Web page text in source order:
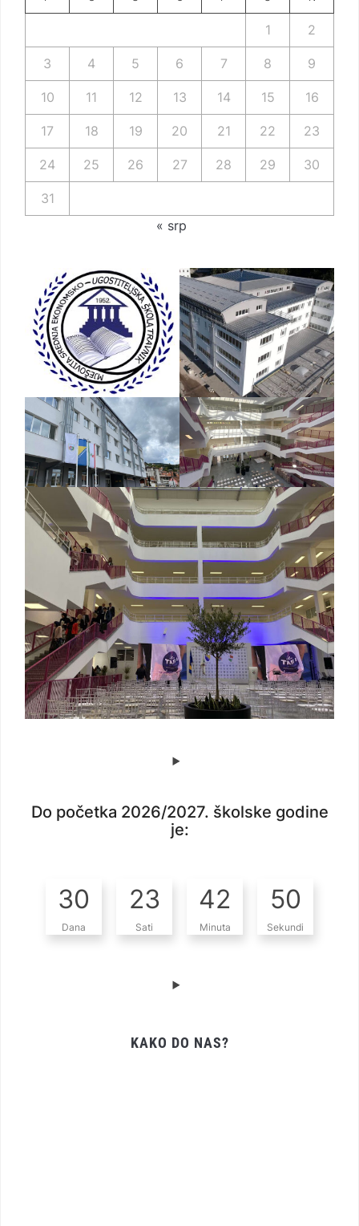
1 2
3 4 5 6 7 8 9
10 11 12 13 14 15 16
17 18 19 20 21 22 23
24 25 26 27 28 29 30
31
« srp
Do početka 2026/2027. školske godine
je:
30
Dana
23
Sati
42
Minuta
48
Sekundi
KAKO DO NAS?